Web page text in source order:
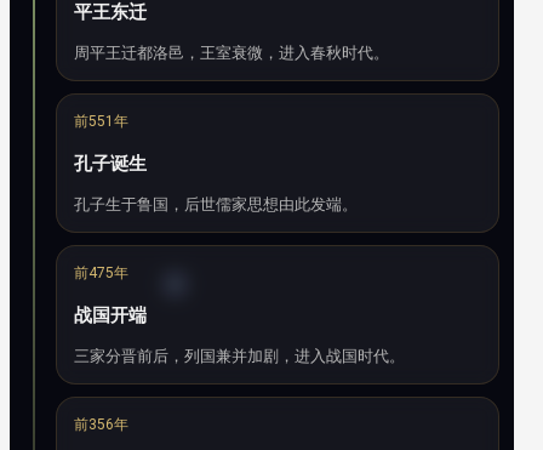
平王东迁
周平王迁都洛邑，王室衰微，进入春秋时代。
前551年
孔子诞生
孔子生于鲁国，后世儒家思想由此发端。
前475年
战国开端
三家分晋前后，列国兼并加剧，进入战国时代。
前356年